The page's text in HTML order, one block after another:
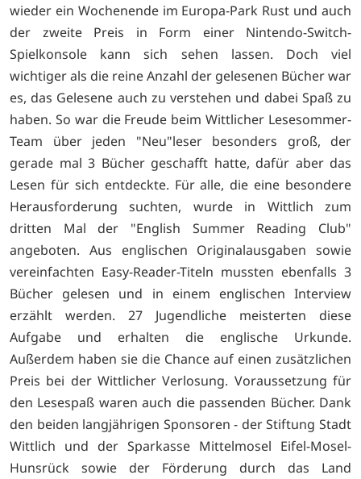
wieder ein Wochenende im Europa-Park Rust und auch
der zweite Preis in Form einer Nintendo-Switch-
Spielkonsole kann sich sehen lassen. Doch viel
wichtiger als die reine Anzahl der gelesenen Bücher war
es, das Gelesene auch zu verstehen und dabei Spaß zu
haben. So war die Freude beim Wittlicher Lesesommer-
Team über jeden "Neu"leser besonders groß, der
gerade mal 3 Bücher geschafft hatte, dafür aber das
Lesen für sich entdeckte. Für alle, die eine besondere
Herausforderung suchten, wurde in Wittlich zum
dritten Mal der "English Summer Reading Club"
angeboten. Aus englischen Originalausgaben sowie
vereinfachten Easy-Reader-Titeln mussten ebenfalls 3
Bücher gelesen und in einem englischen Interview
erzählt werden. 27 Jugendliche meisterten diese
Aufgabe und erhalten die englische Urkunde.
Außerdem haben sie die Chance auf einen zusätzlichen
Preis bei der Wittlicher Verlosung. Voraussetzung für
den Lesespaß waren auch die passenden Bücher. Dank
den beiden langjährigen Sponsoren - der Stiftung Stadt
Wittlich und der Sparkasse Mittelmosel Eifel-Mosel-
Hunsrück sowie der Förderung durch das Land